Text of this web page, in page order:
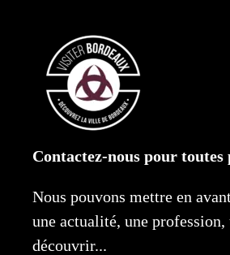
Contactez-nous pour
Nous pouvons mettre en
une actualité, une
découvrir...